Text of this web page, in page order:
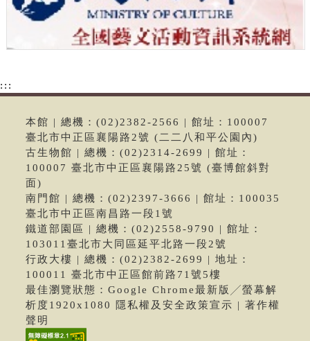
:::
本館 | 總機：(02)2382-2566 | 館址：100007
臺北市中正區襄陽路2號 (二二八和平公園內)
古生物館 | 總機：(02)2314-2699 | 館址：
100007 臺北市中正區襄陽路25號 (臺博館斜對
面)
南門館 | 總機：(02)2397-3666 | 館址：100035
臺北市中正區南昌路一段1號
鐵道部園區 | 總機：(02)2558-9790 | 館址：
103011臺北市大同區延平北路一段2號
行政大樓 | 總機：(02)2382-2699 | 地址：
100011 臺北市中正區館前路71號5樓
最佳瀏覽狀態：Google Chrome最新版╱螢幕解
析度1920x1080 隱私權及安全政策宣示 | 著作權
聲明